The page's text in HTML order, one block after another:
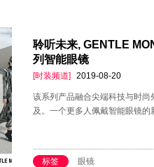
聆听未来, GENTLE
列智能眼镜
[时装频道] 2019-08-20
该系列产品融合尖端科技与时
及。一个更多人佩戴智能眼镜的
标签 眼镜